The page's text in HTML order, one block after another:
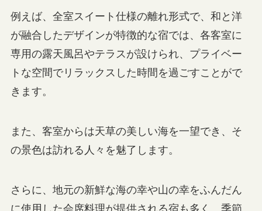
例えば、全室スイート仕様の離れ形式で、和と洋
が融合したデザインが特徴的な宿では、各客室に
専用の露天風呂やテラスが設けられ、プライベー
トな空間でリラックスした時間を過ごすことがで
きます。
また、客室からは天草の美しい海を一望でき、そ
の景色は訪れる人々を魅了します。
さらに、地元の新鮮な海の幸や山の幸をふんだん
に使用した会席料理が提供される宿も多く、季節